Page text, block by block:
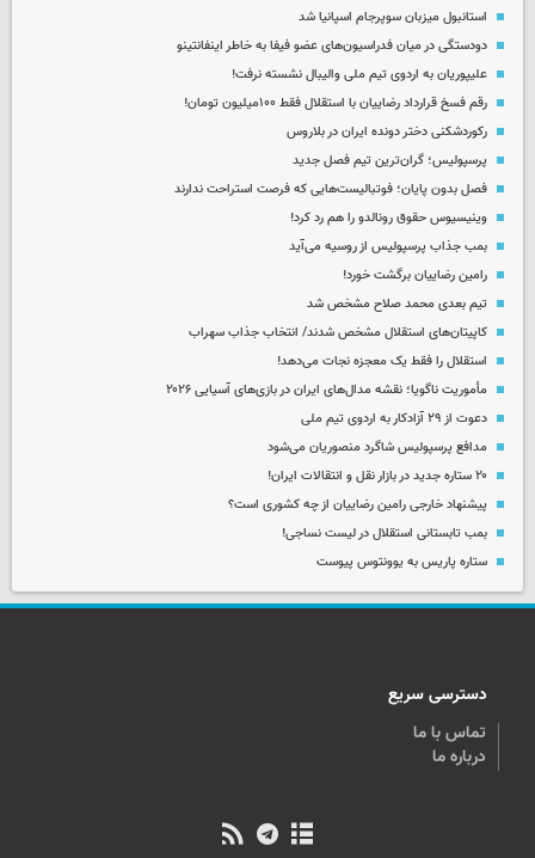
استانبول میزبان سوپرجام اسپانیا شد
دودستگی در میان فدراسیون‌های عضو فیفا به خاطر اینفانتینو
علیپوریان به اردوی تیم ملی والیبال نشسته نرفت!
رقم فسخ قرارداد رضاییان با استقلال فقط ۱۰۰میلیون تومان!
رکوردشکنی دختر دونده ایران در بلاروس
پرسپولیس؛ گران‌ترین تیم فصل جدید
فصل بدون پایان؛ فوتبالیست‌هایی که فرصت استراحت ندارند
وینیسیوس حقوق رونالدو را هم رد کرد!
بمب جذاب پرسپولیس از روسیه می‌آید
رامین رضاییان برگشت خورد!
تیم بعدی محمد صلاح مشخص شد
کاپیتان‌های استقلال مشخص شدند/ انتخاب جذاب سهراب
استقلال را فقط یک معجزه نجات می‌دهد!
مأموریت ناگویا؛ نقشه مدال‌های ایران در بازی‌های آسیایی ۲۰۲۶
دعوت از ۲۹ آزادکار به اردوی تیم ملی
مدافع پرسپولیس شاگرد منصوریان می‌شود
۲۰ ستاره جدید در بازار نقل و انتقالات ایران!
پیشنهاد خارجی رامین رضاییان از چه کشوری است؟
بمب تابستانی استقلال در لیست نساجی!
ستاره پاریس به یوونتوس پیوست
دسترسی سریع
تماس با ما
درباره ما